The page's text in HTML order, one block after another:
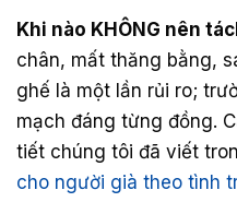
Khi nào KHÔNG nên
chân, mất thăng bằng,
ghế là một lần rủi ro;
mạch đáng từng đồng.
tiết chúng tôi đã viết
cho người già theo tình